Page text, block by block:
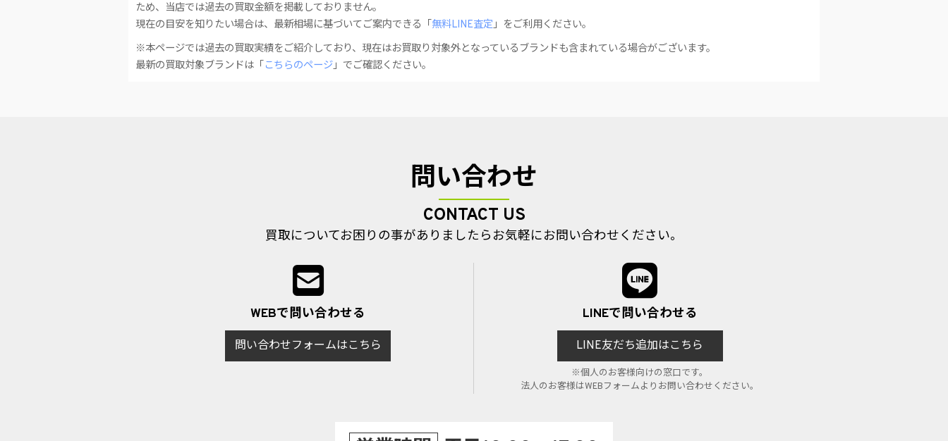
ため、当店では過去の買取金額を掲載しておりません。
現在の目安を知りたい場合は、最新相場に基づいてご案内できる「 無料LINE査定」をご利用ください。
※本ページでは過去の買取実績をご紹介しており、現在はお買取り対象外となっているブランドも含まれている場合がございます。
最新の買取対象ブランドは「 こちらのページ」でご確認ください。
問い合わせ
CONTACT US
買取についてお困りの事がありましたらお気軽にお問い合わせください。
WEBで問い合わせる
問い合わせフォームはこちら
LINEで問い合わせる
LINE友だち追加はこちら
※個人のお客様向けの窓口です。
法人のお客様はWEBフォームよりお問い合わせください。